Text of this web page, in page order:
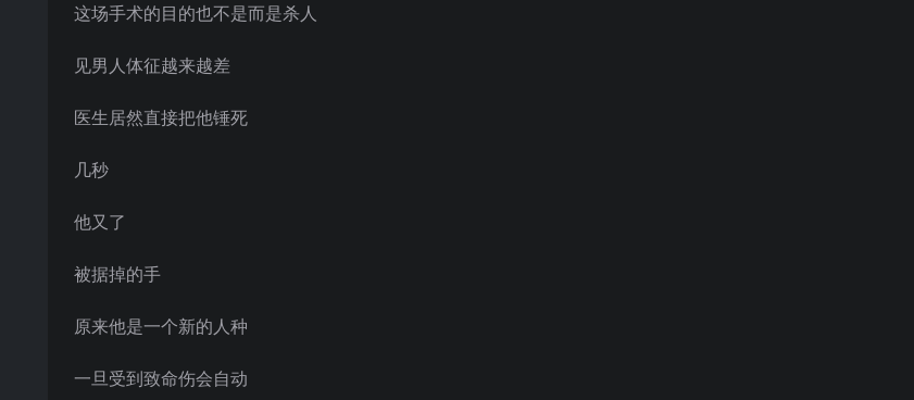
这场手术的目的也不是而是杀人
见男人体征越来越差
医生居然直接把他锤死
几秒
他又了
被据掉的手
原来他是一个新的人种
一旦受到致命伤会自动